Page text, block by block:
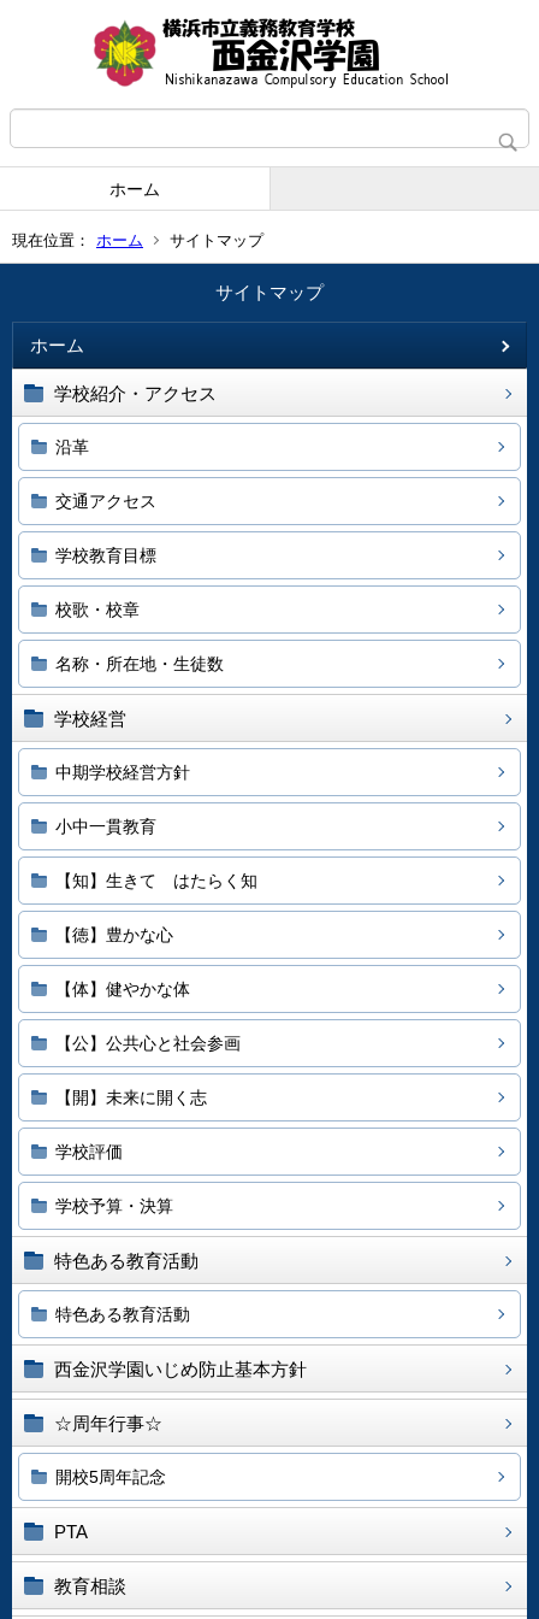
ホーム
現在位置： ホーム サイトマップ
サイトマップ
ホーム
学校紹介・アクセス
沿革
交通アクセス
学校教育目標
校歌・校章
名称・所在地・生徒数
学校経営
中期学校経営方針
小中一貫教育
【知】生きて はたらく知
【徳】豊かな心
【体】健やかな体
【公】公共心と社会参画
【開】未来に開く志
学校評価
学校予算・決算
特色ある教育活動
特色ある教育活動
西金沢学園いじめ防止基本方針
☆周年行事☆
開校5周年記念
PTA
教育相談